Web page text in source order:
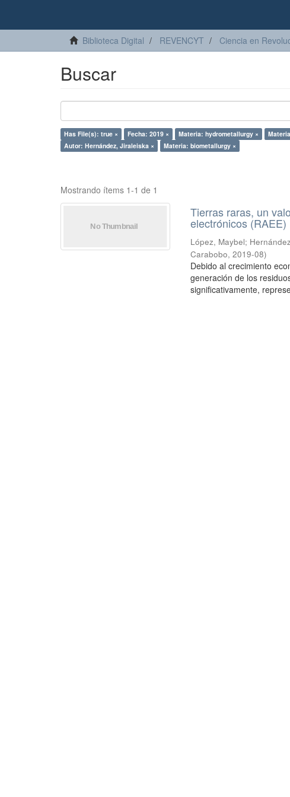
Biblioteca Digital REVENCYT Ciencia en
Buscar
Has File(s): true × Fecha: 2019 × Materia: hydrometallurgy ×
Autor: Hernández, Jiraleiska ×
Materia: biometallurgy ×
Mostrando ítems 1-1 de 1
Tierras raras, un
electrónicos (RAEE)
López, Maybel;
Carabobo,2019-08)
Debido al crecimiento
generación de los
significativamente,